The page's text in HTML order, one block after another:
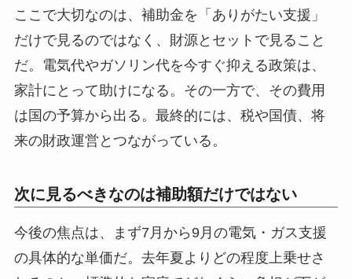
ここで大切なのは、補助金を「ありがたい支援」
だけで見るのではなく、財源とセットで見ること
だ。電気代やガソリン代を今すぐ抑える政策は、
家計にとって助けになる。その一方で、その費用
は国の予算から出る。最終的には、税や国債、将
来の財政運営とつながっている。
次に見るべきなのは補助額だけではない
今後の焦点は、まず7月から9月の電気・ガス支援
の具体的な単価だ。去年夏よりどの程度上乗せさ